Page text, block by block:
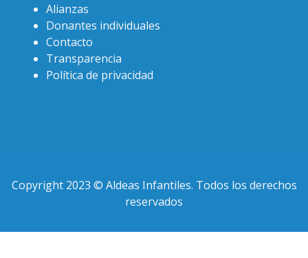
Alianzas
Donantes individuales
Contacto
Transparencia
Política de privacidad
Copyright 2023 © Aldeas Infantiles. Todos los derechos
reservados